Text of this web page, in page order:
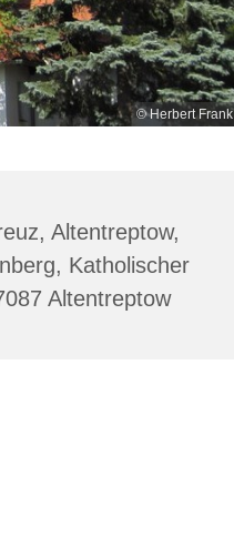
© Herbert Frank
Altentreptow,
Katholischer
Altentreptow